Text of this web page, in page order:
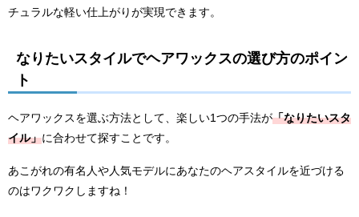
チュラルな軽い仕上がりが実現できます。
なりたいスタイルでヘアワックスの選び方のポイン
ト
ヘアワックスを選ぶ方法として、楽しい1つの手法が「なりたいスタ
イル」に合わせて探すことです。
あこがれの有名人や人気モデルにあなたのヘアスタイルを近づける
のはワクワクしますね！